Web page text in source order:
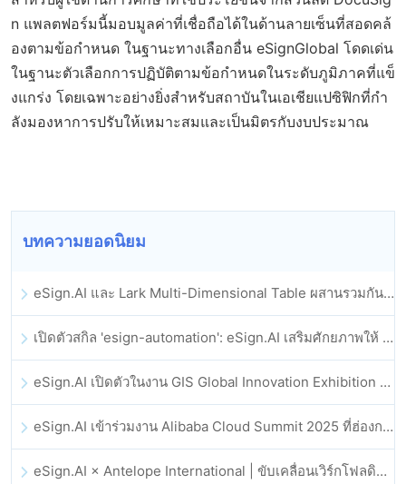
n แพลตฟอร์มนี้มอบมูลค่าที่เชื่อถือได้ในด้านลายเซ็นที่สอดคล้
องตามข้อกำหนด ในฐานะทางเลือกอื่น eSignGlobal โดดเด่น
ในฐานะตัวเลือกการปฏิบัติตามข้อกำหนดในระดับภูมิภาคที่แข็
งแกร่ง โดยเฉพาะอย่างยิ่งสำหรับสถาบันในเอเชียแปซิฟิกที่กำ
ลังมองหาการปรับให้เหมาะสมและเป็นมิตรกับงบประมาณ
บทความยอดนิยม
eSign.AI และ Lark Multi-Dimensional Table ผสานรวมกันอย่างเป็นทางการ: การลงนามและการเก็บถาวรสัญญาอิเล็กทรอนิกส์แบบอัตโนมัติเต็มรูปแบบ
เปิดตัวสกิล 'esign-automation': eSign.AI เสริมศักยภาพให้ OpenClaw ด้วยลายเซ็นอิเล็กทรอนิกส์อัตโนมัติ
eSign.AI เปิดตัวในงาน GIS Global Innovation Exhibition 2025
eSign.AI เข้าร่วมงาน Alibaba Cloud Summit 2025 ที่ฮ่องกง เพื่อขับเคลื่อนนวัตกรรมคลาวด์ที่ขับเคลื่อนด้วย AI และความเชื่อมั่นทางดิจิทัล
eSign.AI × Antelope International | ขับเคลื่อนเวิร์กโฟลดิจิทัลที่ปลอดภัยและขับเคลื่อนด้วย AI